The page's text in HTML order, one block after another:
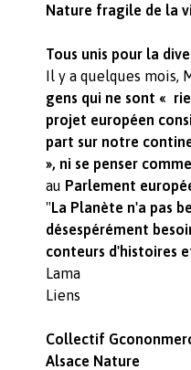
Nature fragile de la
Tous unis pour la
Il y a quelques mois,
gens qui ne sont «
projet européen
part sur notre
», ni se penser
au Parlement
"La Planète n'a pas
désespérément
conteurs d'histoires
Lama
Liens
Collectif
Alsace Nature